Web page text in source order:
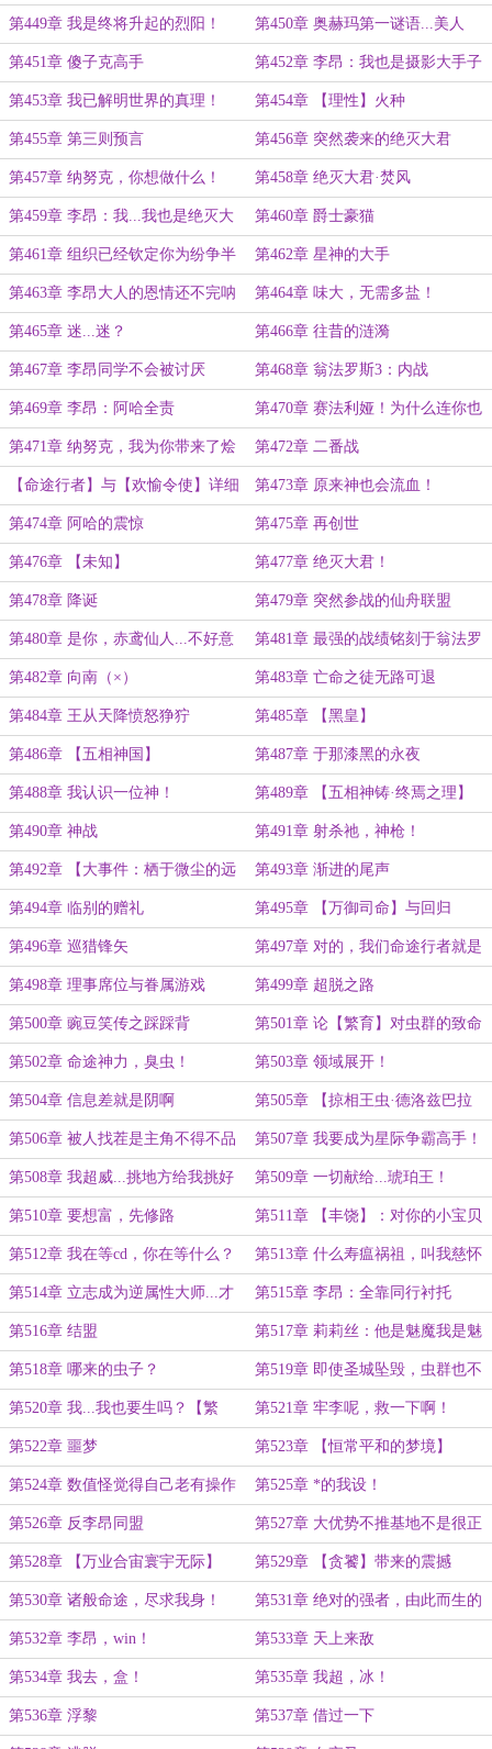
第449章 我是终将升起的烈阳！ 第450章 奥赫玛第一谜语...美人
第451章 傻子克高手 第452章 李昂：我也是摄影大手子
啊
第453章 我已解明世界的真理！ 第454章 【理性】火种
第455章 第三则预言 第456章 突然袭来的绝灭大君
第457章 纳努克，你想做什么！ 第458章 绝灭大君·焚风
第459章 李昂：我...我也是绝灭大
君？
第460章 爵士豪猫
第461章 组织已经钦定你为纷争半
神
第462章 星神的大手
第463章 李昂大人的恩情还不完呐 第464章 味大，无需多盐！
第465章 迷...迷？ 第466章 往昔的涟漪
第467章 李昂同学不会被讨厌 第468章 翁法罗斯3：内战
第469章 李昂：阿哈全责 第470章 赛法利娅！为什么连你也
要背叛我们！？
第471章 纳努克，我为你带来了烩
面！
第472章 二番战
【命途行者】与【欢愉令使】详细
能力
第473章 原来神也会流血！
第474章 阿哈的震惊 第475章 再创世
第476章 【未知】 第477章 绝灭大君！
第478章 降诞 第479章 突然参战的仙舟联盟
第480章 是你，赤鸢仙人...不好意
思，走错片场了
第481章 最强的战绩铭刻于翁法罗
斯！
第482章 向南（×） 第483章 亡命之徒无路可退
第484章 王从天降愤怒狰狞 第485章 【黑皇】
第486章 【五相神国】 第487章 于那漆黑的永夜
第488章 我认识一位神！ 第489章 【五相神铸·终焉之理】
第490章 神战 第491章 射杀祂，神枪！
第492章 【大事件：栖于微尘的远
行】
第493章 渐进的尾声
第494章 临别的赠礼 第495章 【万御司命】与回归
第496章 巡猎锋矢 第497章 对的，我们命途行者就是
这么极端
第498章 理事席位与眷属游戏 第499章 超脱之路
第500章 豌豆笑传之踩踩背 第501章 论【繁育】对虫群的致命
吸引力
第502章 命途神力，臭虫！ 第503章 领域展开！
第504章 信息差就是阴啊 第505章 【掠相王虫·德洛兹巴拉
克】
第506章 被人找茬是主角不得不品
的一环
第507章 我要成为星际争霸高手！
第508章 我超威...挑地方给我挑好
的啊！
第509章 一切献给...琥珀王！
第510章 要想富，先修路 第511章 【丰饶】：对你的小宝贝
们说再见吧
第512章 我在等cd，你在等什么？ 第513章 什么寿瘟祸祖，叫我慈怀
药王！
第514章 立志成为逆属性大师...才
怪。
第515章 李昂：全靠同行衬托
第516章 结盟 第517章 莉莉丝：他是魅魔我是魅
魔？
第518章 哪来的虫子？ 第519章 即使圣城坠毁，虫群也不
会灭绝
第520章 我...我也要生吗？【繁
育】：又寸
第521章 牢李呢，救一下啊！
第522章 噩梦 第523章 【恒常平和的梦境】
第524章 数值怪觉得自己老有操作
了
第525章 *的我设！
第526章 反李昂同盟 第527章 大优势不推基地不是很正
常吗？
第528章 【万业合宙寰宇无际】 第529章 【贪饕】带来的震撼
第530章 诸般命途，尽求我身！ 第531章 绝对的强者，由此而生的
孤独，教会李昂爱的是……
第532章 李昂，win！ 第533章 天上来敌
第534章 我去，盒！ 第535章 我超，冰！
第536章 浮黎 第537章 借过一下